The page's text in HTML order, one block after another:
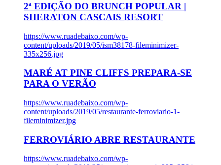
2ª EDIÇÃO DO BRUNCH POPULAR |
SHERATON CASCAIS RESORT
https://www.ruadebaixo.com/wp-
content/uploads/2019/05/ism38178-fileminimizer-
335x256.jpg
MARÉ AT PINE CLIFFS PREPARA-SE
PARA O VERÃO
https://www.ruadebaixo.com/wp-
content/uploads/2019/05/restaurante-ferroviario-1-
fileminimizer.jpg
FERROVIÁRIO ABRE RESTAURANTE
https://www.ruadebaixo.com/wp-